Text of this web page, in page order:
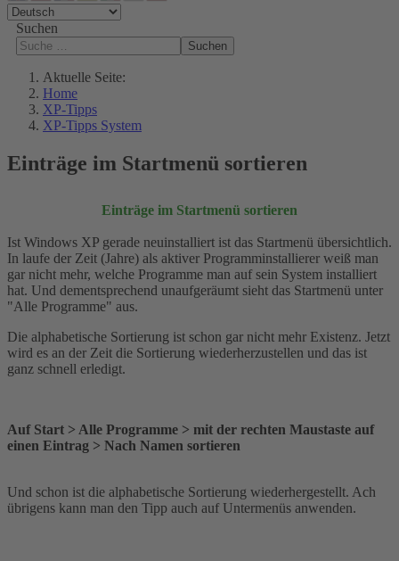
Suchen
Suchen
Aktuelle Seite:
Home
XP-Tipps
XP-Tipps System
Einträge im Startmenü sortieren
Einträge im Startmenü sortieren
Ist Windows XP gerade neuinstalliert ist das Startmenü übersichtlich.
In laufe der Zeit (Jahre) als aktiver Programminstallierer weiß man
gar nicht mehr, welche Programme man auf sein System installiert
hat. Und dementsprechend unaufgeräumt sieht das Startmenü unter
"Alle Programme" aus.
Die alphabetische Sortierung ist schon gar nicht mehr Existenz. Jetzt
wird es an der Zeit die Sortierung wiederherzustellen und das ist
ganz schnell erledigt.
Auf Start > Alle Programme > mit der rechten Maustaste auf
einen Eintrag > Nach Namen sortieren
Und schon ist die alphabetische Sortierung wiederhergestellt. Ach
übrigens kann man den Tipp auch auf Untermenüs anwenden.